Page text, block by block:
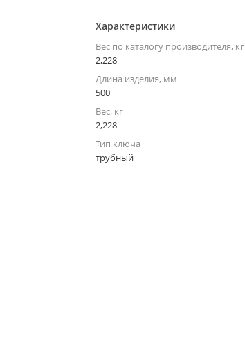
Характеристики
Вес по каталогу производителя, кг
2,228
Длина изделия, мм
500
Вес, кг
2,228
Тип ключа
трубный